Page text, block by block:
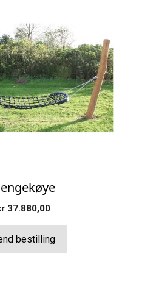
37.880,00
bestilling